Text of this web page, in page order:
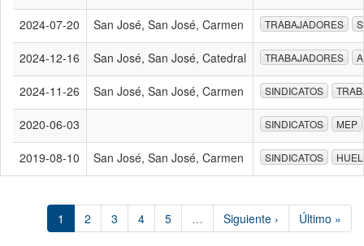
2024-07-20 San José, San José, Carmen TRABAJADORES
2024-12-16 San José, San José, Catedral TRABAJADORES
2024-11-26 San José, San José, Carmen SINDICATOS
2020-06-03 SINDICATOS MEP
2019-08-10 San José, San José, Carmen SINDICATOS
1 2 3 4 5 … Siguiente › Último »